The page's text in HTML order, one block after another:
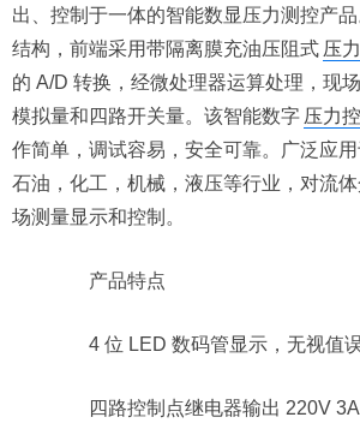
出、控制于一体的智能数显压力测控产
结构，前端采用带隔离膜充油压阻式 压
的 A/D 转换，经微处理器运算处理，现
模拟量和四路开关量。该智能数字 压力
作简单，调试容易，安全可靠。广泛应用
石油，化工，机械，液压等行业，对流
场测量显示和控制。
产品特点
4 位 LED 数码管显示，无视值
四路控制点继电器输出 220V 3A